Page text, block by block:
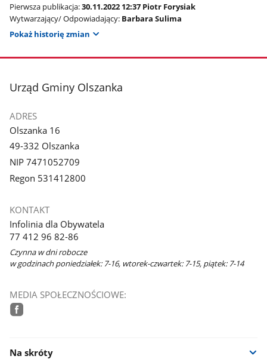
Pierwsza publikacja:30.11.2022 12:37 Piotr Forysiak
Wytwarzający/ Odpowiadający: Barbara Sulima
Pokaż historię zmian
stopka
Urząd Gminy Olszanka
ADRES
Olszanka 16
49-332 Olszanka
NIP 7471052709
Regon 531412800
KONTAKT
Infolinia dla Obywatela
77 412 96 82-86
Czynna w dni robocze
w godzinach poniedziałek: 7-16, wtorek-czwartek: 7-15, piątek: 7-14
MEDIA SPOŁECZNOŚCIOWE:
Na skróty